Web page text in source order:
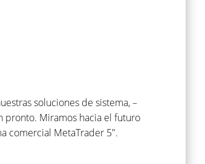
soluciones de sistema, –
pronto. Miramos hacia el futuro
comercial MetaTrader 5".